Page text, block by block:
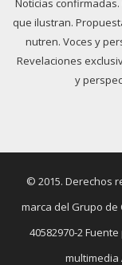
Noticias
que ilustran.
nutren. Voces y
Revelaciones
y
© 2015. Derechos
marca del Grupo de
40582970-2
multimedia